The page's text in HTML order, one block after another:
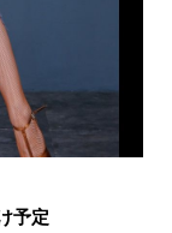
予定